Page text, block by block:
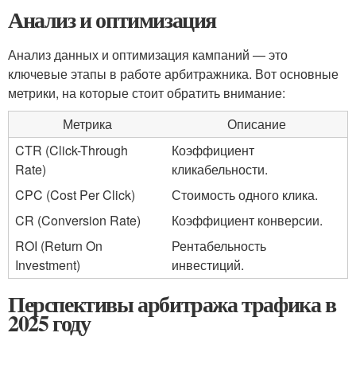
Анализ и оптимизация
Анализ данных и оптимизация кампаний — это
ключевые этапы в работе арбитражника. Вот основные
метрики, на которые стоит обратить внимание:
Метрика
Описание
CTR (Click-Through
Rate)
Коэффициент
кликабельности.
CPC (Cost Per Click)
Стоимость одного клика.
CR (Conversion Rate)
Коэффициент конверсии.
ROI (Return On
Investment)
Рентабельность
инвестиций.
Перспективы арбитража трафика в
2025 году